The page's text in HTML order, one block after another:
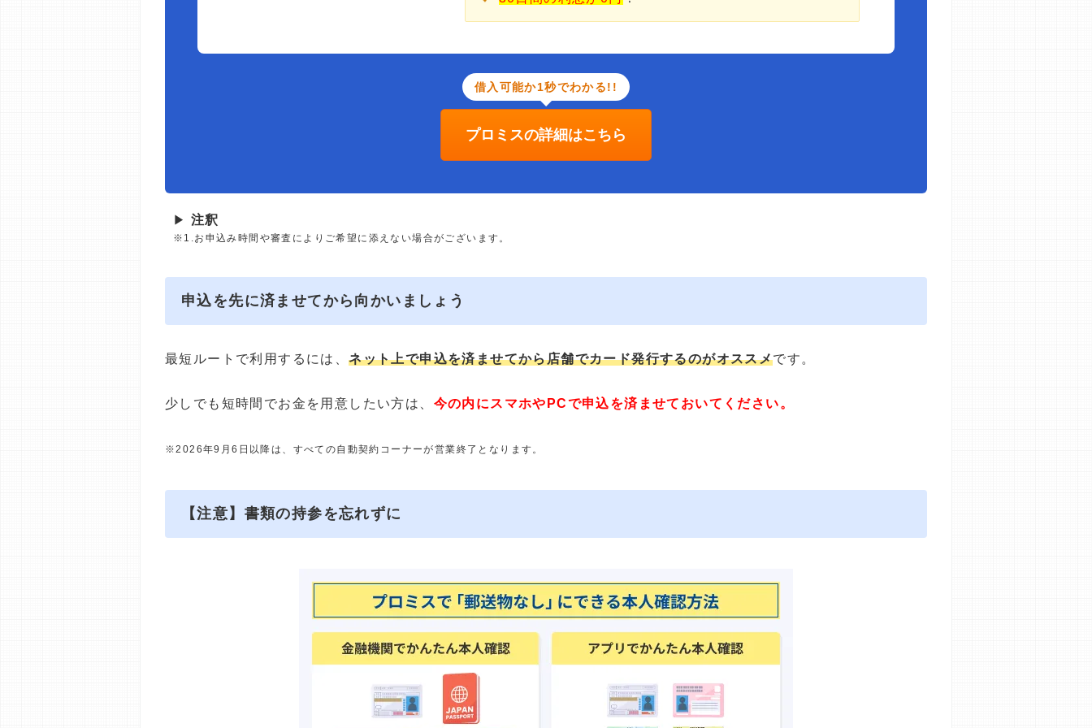
借入可能か1秒でわかる!!
プロミスの詳細はこちら
▶ 注釈
※1.お申込み時間や審査によりご希望に添えない場合がございます。
申込を先に済ませてから向かいましょう
最短ルートで利用するには、ネット上で申込を済ませてから店舗でカード発行するのがオススメです。
少しでも短時間でお金を用意したい方は、 今の内にスマホやPCで申込を済ませておいてください。
※2026年9月6日以降は、すべての自動契約コーナーが営業終了となります。
【注意】書類の持参を忘れずに